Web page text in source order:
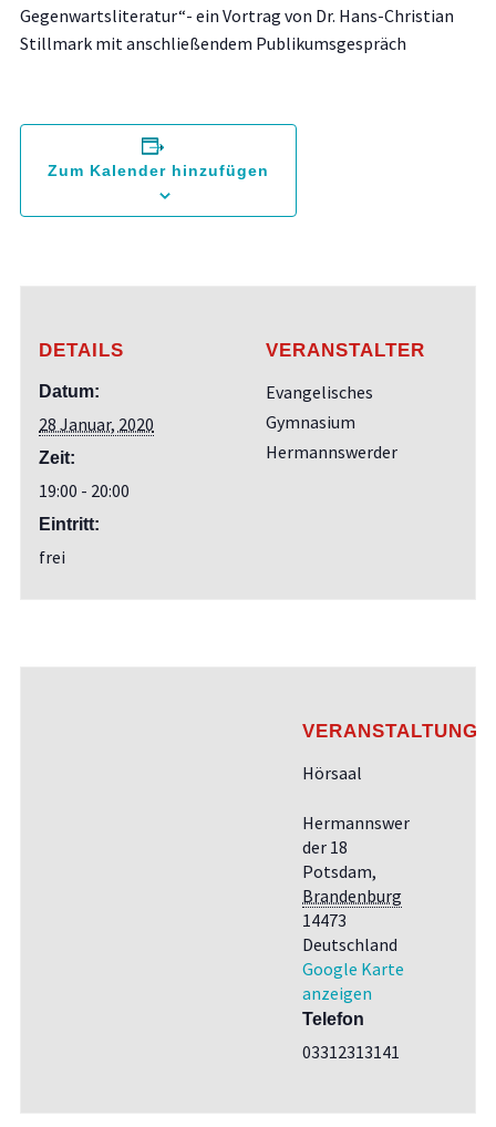
Gegenwartsliteratur“- ein Vortrag von Dr. Hans-Christian
Stillmark mit anschließendem Publikumsgespräch
Zum Kalender hinzufügen
DETAILS
Datum:
28 Januar, 2020
Zeit:
19:00 - 20:00
Eintritt:
frei
VERANSTALTER
Evangelisches
Gymnasium
Hermannswerder
Hörsaal
Hermannswer
der 18
Potsdam,
Brandenburg
14473
Deutschland
Google Karte
anzeigen
Telefon
03312313141